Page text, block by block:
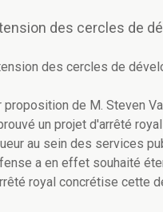
des cercles de
des cercles de
proposition de M. Steven
un projet d'arrêté
au sein des services
a en effet souhaité
royal concrétise cette